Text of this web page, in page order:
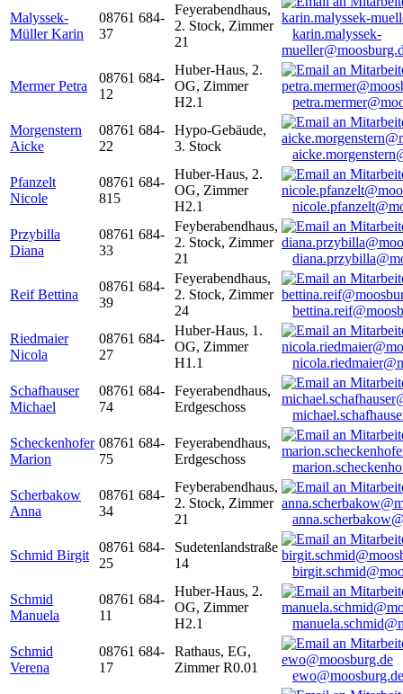
Malyssek-
Müller Karin
08761 684-
37
Feyerabendhaus,
2. Stock, Zimmer
21
karin.malyssek-
Mermer Petra
08761 684-
12
Huber-Haus, 2.
OG, Zimmer
H2.1
Morgenstern
Aicke
08761 684-
22
Hypo-Gebäude,
3. Stock
Pfanzelt
Nicole
08761 684-
815
Huber-Haus, 2.
OG, Zimmer
H2.1
Przybilla
Diana
08761 684-
33
Feyberabendhaus,
2. Stock, Zimmer
21
Reif Bettina
08761 684-
39
Feyerabendhaus,
2. Stock, Zimmer
24
Riedmaier
Nicola
08761 684-
27
Huber-Haus, 1.
OG, Zimmer
H1.1
Schafhauser
Michael
08761 684-
74
Feyerabendhaus,
Erdgeschoss
Scheckenhofer
Marion
08761 684-
75
Feyerabendhaus,
Erdgeschoss
Scherbakow
Anna
08761 684-
34
Feyberabendhaus,
2. Stock, Zimmer
21
Schmid Birgit
08761 684-
25
Sudetenlandstraße
14
Schmid
Manuela
08761 684-
11
Huber-Haus, 2.
OG, Zimmer
H2.1
Schmid
Verena
08761 684-
17
Rathaus, EG,
Zimmer R0.01
ewo@moosburg.de